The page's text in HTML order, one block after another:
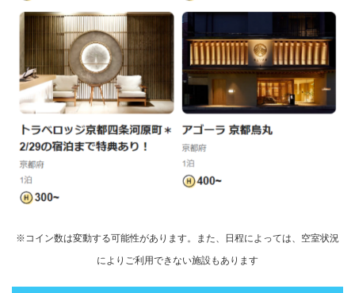
※コイン数は変動する可能性があります。また、日程によっては、空室状況
によりご利用できない施設もあります